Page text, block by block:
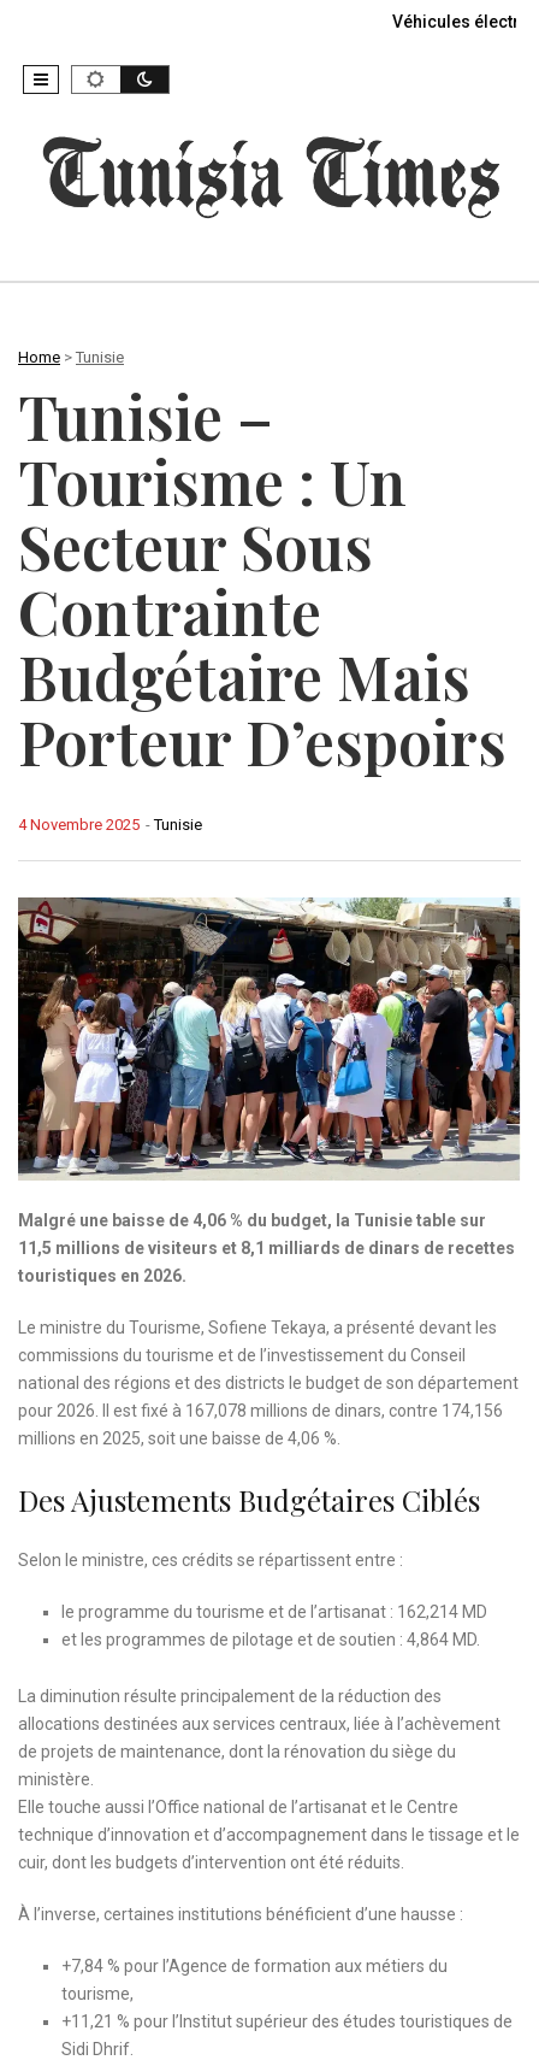
Véhicules
Home > Tunisie
Tunisie –
Tourisme : Un
Secteur Sous
Contrainte
Budgétaire Mais
Porteur D’espoirs
-Tunisie
4 Novembre 2025
Malgré une baisse de 4,06 % du budget, la Tunisie table sur
11,5 millions de visiteurs et 8,1 milliards de dinars de recettes
touristiques en 2026.
Le ministre du Tourisme, Sofiene Tekaya, a présenté devant les
commissions du tourisme et de l’investissement du Conseil
national des régions et des districts le budget de son département
pour 2026. Il est fixé à 167,078 millions de dinars, contre 174,156
millions en 2025, soit une baisse de 4,06 %.
Des Ajustements Budgétaires Ciblés
Selon le ministre, ces crédits se répartissent entre :
le programme du tourisme et de l’artisanat : 162,214 MD
et les programmes de pilotage et de soutien : 4,864 MD.
La diminution résulte principalement de la réduction des
allocations destinées aux services centraux, liée à l’achèvement
de projets de maintenance, dont la rénovation du siège du
ministère.
Elle touche aussi l’Office national de l’artisanat et le Centre
technique d’innovation et d’accompagnement dans le tissage et le
cuir, dont les budgets d’intervention ont été réduits.
À l’inverse, certaines institutions bénéficient d’une hausse :
+7,84 % pour l’Agence de formation aux métiers du
tourisme,
+11,21 % pour l’Institut supérieur des études touristiques de
Sidi Dhrif.